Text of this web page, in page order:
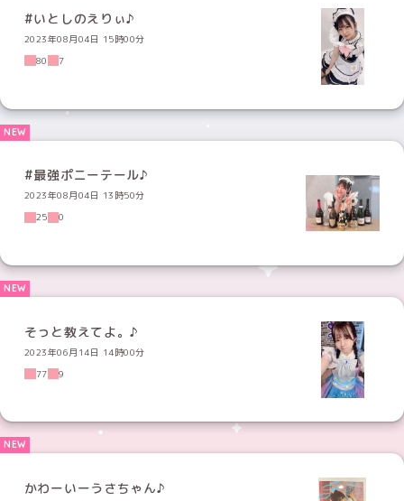
#いとしのえりぃ♪
2023年08月04日 15時00分
80
7
#最強ポニーテール♪
2023年08月04日 13時50分
25
0
そっと教えてよ。♪
2023年06月14日 14時00分
77
9
かわーいーうさちゃん♪